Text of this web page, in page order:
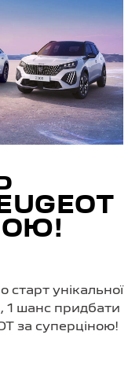
старт унікальної
1 шанс придбати
за суперціною!